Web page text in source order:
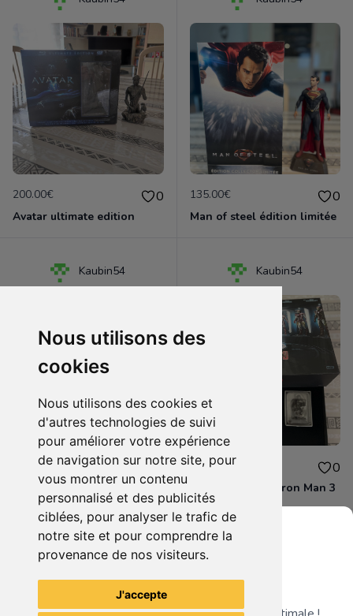
Nous utilisons des
cookies
Nous utilisons des cookies et
d'autres technologies de suivi
pour améliorer votre expérience
de navigation sur notre site, pour
vous montrer un contenu
personnalisé et des publicités
ciblées, pour analyser le trafic de
notre site et pour comprendre la
provenance de nos visiteurs.
J'accepte
200.00€ 0
Avatar ultimate edition
135.00€ 0
Man of steel édition limitée
Kaubin54
105.00€ 0
Pixels - tête de Pacman
Kaubin54
150.00€ 0
Coffret prestige Iron Man 3
Voir tous les articles du vendeur
Grenier du Geek